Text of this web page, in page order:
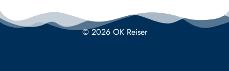
© 2026 OK Reiser